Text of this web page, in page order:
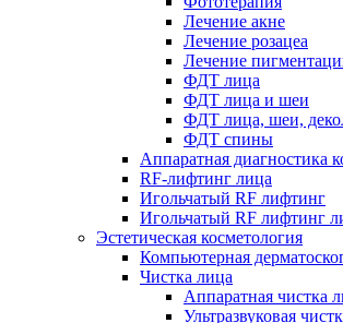
Лечение акне
Лечение розацеа
Лечение
ФДТ лица
ФДТ лица и шеи
ФДТ лица, шеи,
ФДТ спины
Аппаратная диагностика
RF-лифтинг лица
Игольчатый RF лифтинг
Игольчатый RF лифтинг
Эстетическая косметология
Компьютерная
Чистка лица
Аппаратная чистка
Ультразвуковая